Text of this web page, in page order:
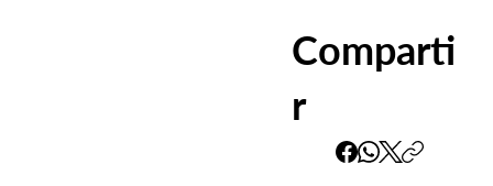
Comparti
r